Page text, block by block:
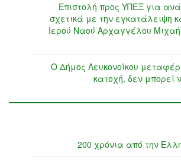
Επιστολή προς ΥΠΕΞ για
σχετικά με την εγκατάλειψη
Ιερού Ναού Αρχαγγέλου
Ο Δήμος Λευκονοίκου
κατοχή, δεν μπορεί
200 χρόνια από την